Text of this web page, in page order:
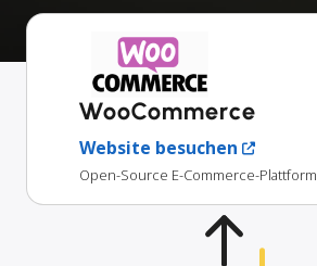
WooCommerce
Website besuchen
Open-Source E-Commerce-Plattform